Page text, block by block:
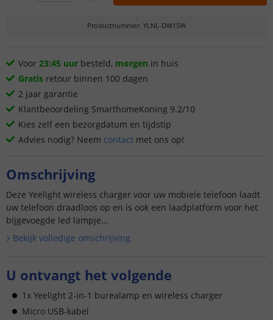
Productnummer: YLNL-DW15W
Voor 23:45 uur besteld, morgen in huis
Gratis retour binnen 100 dagen
2 jaar garantie
Klantbeoordeling SmarthomeKoning 9.2/10
Kies zelf een bezorgdatum en tijdstip
Advies nodig? Neem contact met ons op!
Omschrijving
Deze Yeelight wireless charger voor uw mobiele telefoon laadt
uw telefoon draadloos op en is ook een laadplatform voor het
bijgevoegde led lampje...
Bekijk volledige omschrijving
U ontvangt het volgende
1x Yeelight 2-in-1 burealamp en wireless charger
Micro USB-kabel